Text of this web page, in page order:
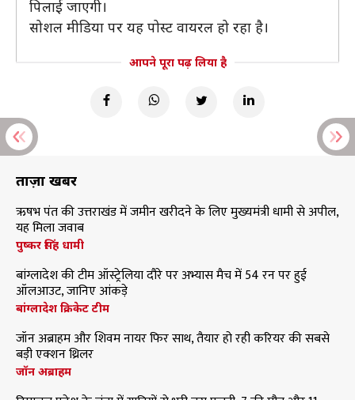
पिलाई जाएगी।
सोशल मीडिया पर यह पोस्ट वायरल हो रहा है।
आपने पूरा पढ़ लिया है
ताज़ा खबरें
ऋषभ पंत की उत्तराखंड में जमीन खरीदने के लिए मुख्यमंत्री धामी से अपील,
यह मिला जवाब
पुष्कर सिंह धामी
बांग्लादेश की टीम ऑस्ट्रेलिया दौरे पर अभ्यास मैच में 54 रन पर हुई
ऑलआउट, जानिए आंकड़े
बांग्लादेश क्रिकेट टीम
जॉन अब्राहम और शिवम नायर फिर साथ, तैयार हो रही करियर की सबसे
बड़ी एक्शन थ्रिलर
जॉन अब्राहम